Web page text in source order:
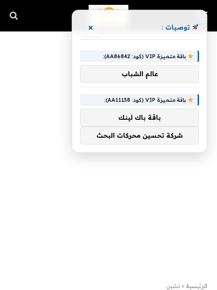
الرئيسية » تشين
توصيات : ×
باقة متميزة VIP (كود: AA86842):
عالم الشباب
باقة متميزة VIP (كود: AA11138):
باقة باك لينك
شركة تحسين محركات البحث